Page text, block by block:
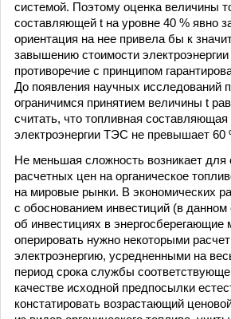
системой. Поэтому оценка величины
составляющей t на уровне 40 % явно
ориентация на нее привела бы к
завышению стоимости
противоречие с принципом
До появления научных исследований
ограничимся принятием величины t
считать, что топливная
электроэнергии ТЭС не превышает 60
Не меньшая сложность возникает для
расчетных цен на органическое
на мировые рынки. В экономических
с обоснованием инвестиций (в данном
об инвестициях в энергосберегающие
оперировать нужно некоторыми
электроэнергию, усредненными на
период срока службы
качестве исходной предпосылки
констатировать возрастающий